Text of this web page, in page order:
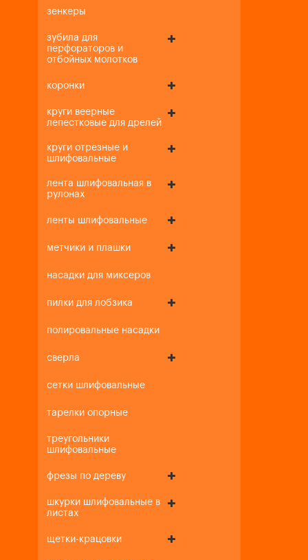
зенкеры
зубила для
перфораторов и
отбойных молотков
коронки
круги веерные
лепестковые для дрелей
круги отрезные и
шлифовальные
лента шлифовальная в
рулонах
ленты шлифовальные
метчики и плашки
насадки для миксеров
пилки для лобзика
полировальные насадки
сверла
сетки шлифовальные
тарелки опорные
треугольники
шлифовальные
фрезы по дереву
шкурки шлифовальные в
листах
щетки-крацовки